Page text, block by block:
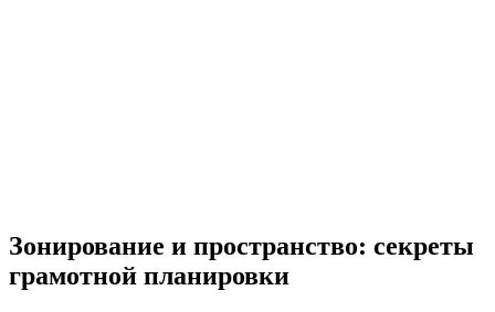
Зонирование и пространство: секреты
грамотной планировки